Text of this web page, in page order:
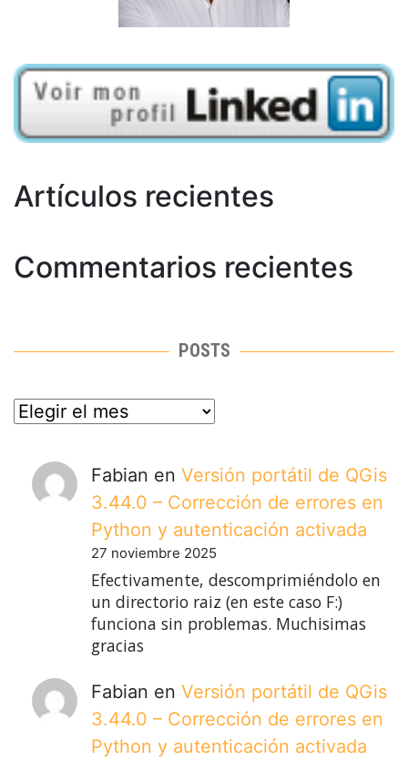
Artículos recientes
Commentarios recientes
POSTS
posts
Fabian en Versión portátil de QGis
3.44.0 – Corrección de errores en
Python y autenticación activada
27 noviembre 2025
Efectivamente, descomprimiéndolo en
un directorio raiz (en este caso F:)
funciona sin problemas. Muchisimas
gracias
Fabian en Versión portátil de QGis
3.44.0 – Corrección de errores en
Python y autenticación activada